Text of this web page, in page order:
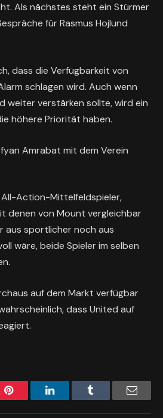
Als nächstes steht ein Stürmer
für Rasmus Hojlund
dass die Verfügbarkeit von
schlagen wird. Auch wenn
weiter verstärken sollte, wird ein
höhere Priorität haben.
Amrabat mit dem Verein
Action-Mittelfeldspieler,
denen von Mount vergleichbar
aus sportlicher noch aus
wäre, beide Spieler im selben
auf dem Markt verfügbar
dass United auf
Pinterest LinkedIn Email